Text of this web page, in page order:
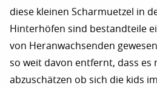
diese kleinen Scharmuetzel in
Hinterhöfen sind bestandteile
von Heranwachsenden
so weit davon entfernt, dass
abzuschätzen ob sich die kids